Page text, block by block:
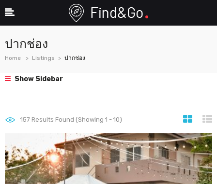
ปากช่อง
Home Listings ปากช่อง
Show Sidebar
157 Results Found (Showing 1 - 10)